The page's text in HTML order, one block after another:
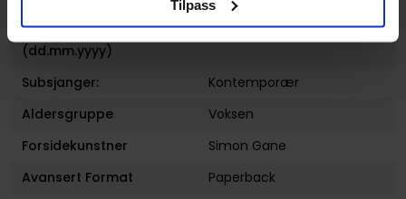
Tilpass
Lanseringsdato
(dd.mm.yyyy)
06.12.2022
Subsjanger:
Kontemporær
Aldersgruppe
Voksen
Forsidekunstner
Simon Gane
Avansert Format
Paperback